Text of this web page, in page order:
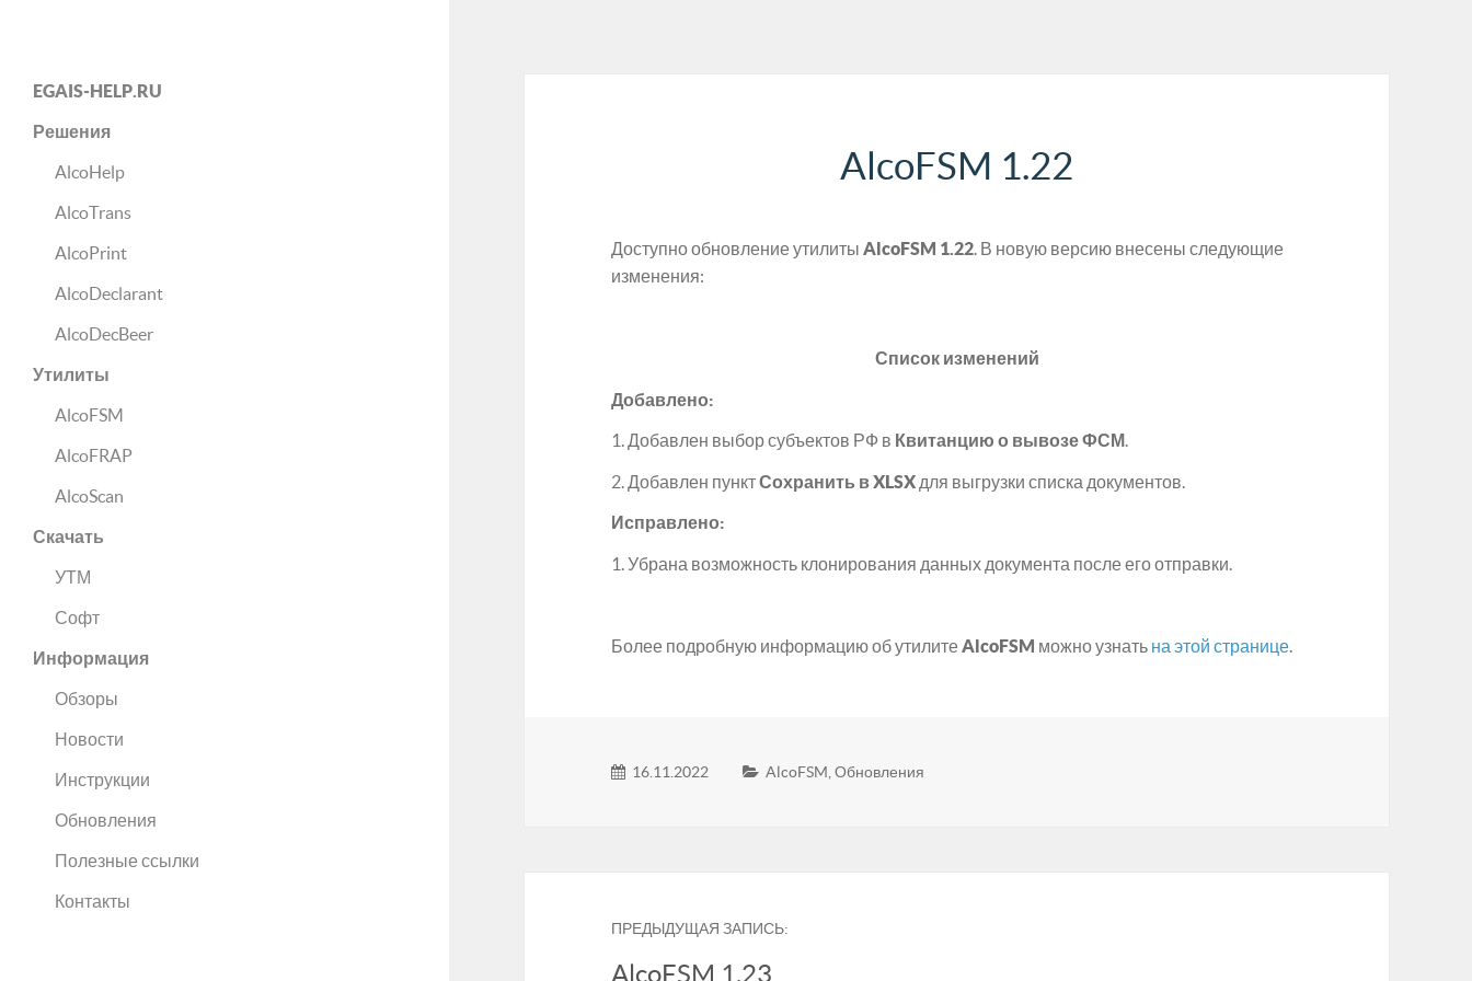
EGAIS-HELP.RU
Решения
AlcoHelp
AlcoTrans
AlcoPrint
AlcoDeclarant
AlcoDecBeer
Утилиты
AlcoFSM
AlcoFRAP
AlcoScan
Скачать
УТМ
Софт
Информация
Обзоры
Новости
Инструкции
Обновления
Полезные ссылки
Контакты
AlcoFSM 1.22
Доступно обновление утилитыAlcoFSM 1.22. В новую версию внесены следующие
изменения:
Список изменений
Добавлено:
1. Добавлен выбор субъектов РФ в Квитанцию о вывозе ФСМ.
2. Добавлен пунктСохранить в XLSX для выгрузки списка документов.
Исправлено:
1. Убрана возможность клонирования данных документа после его отправки.
Более подробную информацию об утилитеAlcoFSM можно узнать на этой странице.
16.11.2022 AlcoFSM Обновления
ПРЕДЫДУЩАЯ ЗАПИСЬ:
AlcoFSM 1.23